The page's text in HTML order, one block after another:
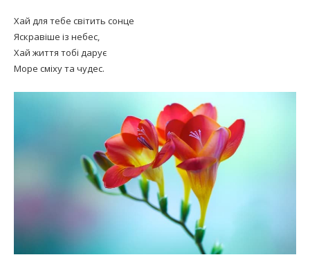
Хай для тебе світить сонце
Яскравіше із небес,
Хай життя тобі дарує
Море сміху та чудес.